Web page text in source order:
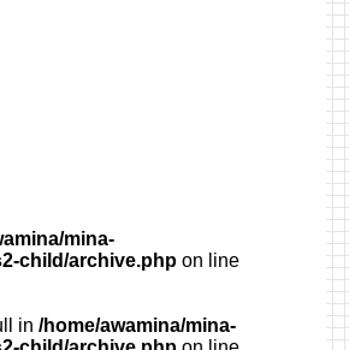
mina-
child/archive.php on line
in /home/awamina/mina-